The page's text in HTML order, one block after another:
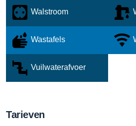
Walstroom
Wastafels
Vuilwaterafvoer
Tarieven